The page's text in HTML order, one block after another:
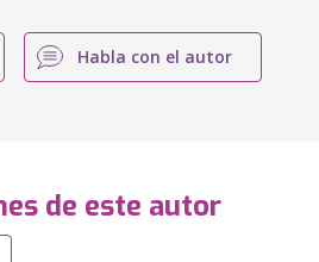
Habla con el autor
de este autor